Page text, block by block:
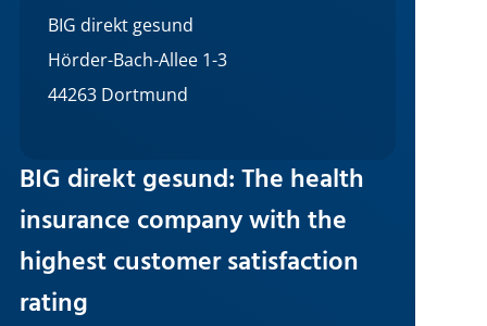
BIG direkt gesund
Hörder-Bach-Allee 1-3
44263 Dortmund
BIG direkt gesund: The health
insurance company with the
highest customer satisfaction
rating